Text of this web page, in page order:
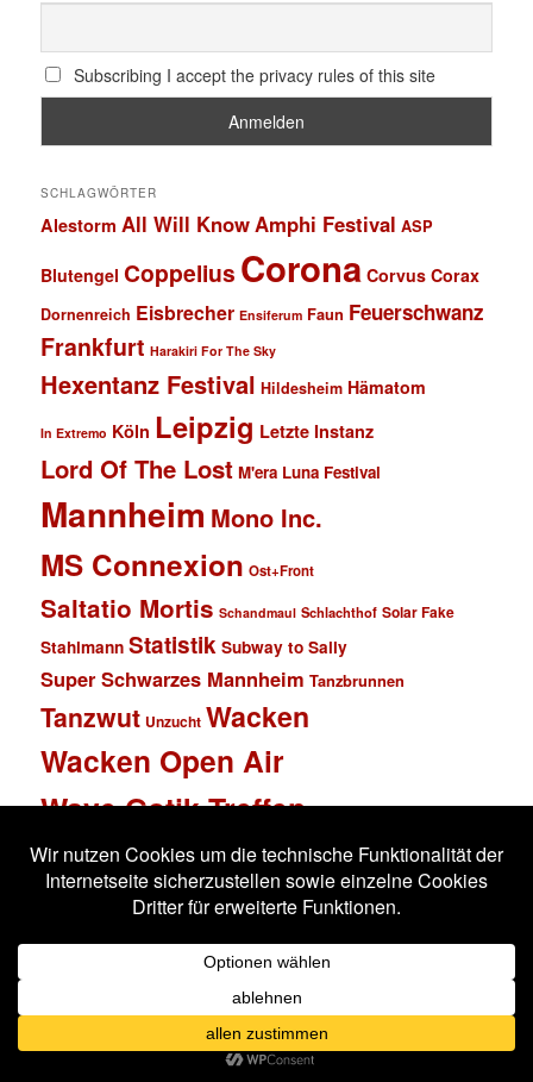
Subscribing I accept the privacy rules of this site
SCHLAGWÖRTER
Alestorm All Will KnowAmphi Festival ASP
Blutengel Coppelius Corona Corvus Corax
Dornenreich Eisbrecher Ensiferum Faun Feuerschwanz
Frankfurt Harakiri For The Sky
Hexentanz Festival Hildesheim Hämatom
In Extremo Köln Leipzig Letzte Instanz
Lord Of The Lost M'era Luna Festival
Mannheim Mono Inc.
MS Connexion Ost+Front
Saltatio Mortis Schandmaul Schlachthof Solar Fake
Stahlmann Statistik Subway to Sally
Super Schwarzes Mannheim Tanzbrunnen
Tanzwut Unzucht Wacken
Wacken Open Air
Wave Gotik TreffenWelle:Erdball
Wiesbaden Xandria
Datenschutzerklärung Stolz präsentiert von WordPress